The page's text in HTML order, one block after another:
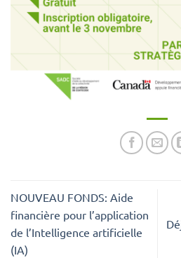
NOUVEAU FONDS: Aide
financière pour l’application
de l’Intelligence artificielle
(IA)